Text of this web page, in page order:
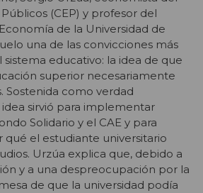
(CEP) y profesor del
de la Universidad de
una de las convicciones más
educativo: la idea de que
superior necesariamente
Sostenida como verdad
sirvió para implementar
Solidario y el CAE y para
el estudiante universitario
Urzúa explica que, debido a
y a una despreocupación por la
de que la universidad podía